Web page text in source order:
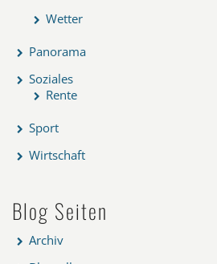
Wetter
Panorama
Soziales
Rente
Sport
Wirtschaft
Blog Seiten
Archiv